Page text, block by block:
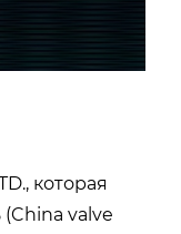
которая
valve